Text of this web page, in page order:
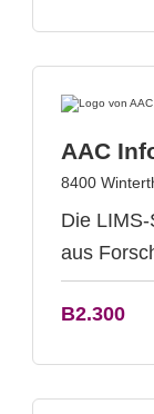
AAC
8400
Die
aus
B2.300